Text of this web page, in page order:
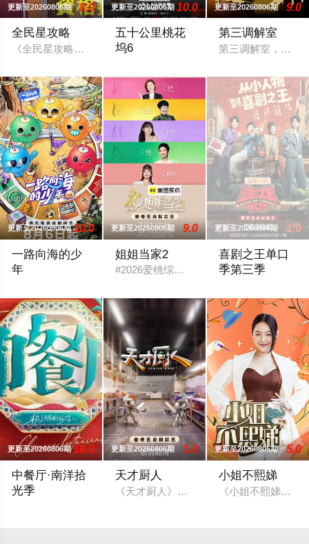
更新至20260805期 8.0
全民星攻略
《全民星攻略》日本毕业典礼向学长要制服的第二颗钮釦代表
更新至20260806期 10.0
五十公里桃花
坞6
更新至20260806期 9.0
第三调解室
第三调解室，说法
更新至20260806期 10.0
一路向海的少
年
更新至20260806期 9.0
姐姐当家2
#2026爱桃综快乐不重样# #姐姐当家# 第
更新至20260806期 1.0
喜剧之王单口
季第三季
更新至20260806期 10.0
中餐厅·南洋拾
光季
更新至20260806期 1.0
天才厨人
《天才厨人》是爱奇艺推出的美食竞技
更新至20260805期 5.0
小姐不熙娣
《小姐不熙娣》